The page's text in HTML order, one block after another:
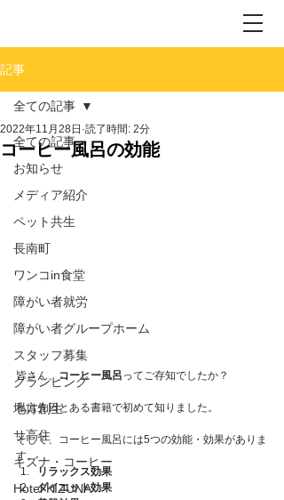
記事
全ての記事
お知らせ
メディア紹介
ペット共生
長南町
ワンコin食堂
障がい者就労
障がい者グループホーム
スタッフ募集
グランピング
地方創生
サ高住
キズナ・コーヒー
Hotel KIZUNA
全ての記事
コーヒー風呂の効能
2022年11月28日 読了時間: 2分
皆さん、 コーヒー風呂 ってご存知でしたか？
私は先日とある書籍で初めて知りました。
そして、コーヒー風呂には5つの効能・効果がありま
す。
リラックス効果
ダイエット効果